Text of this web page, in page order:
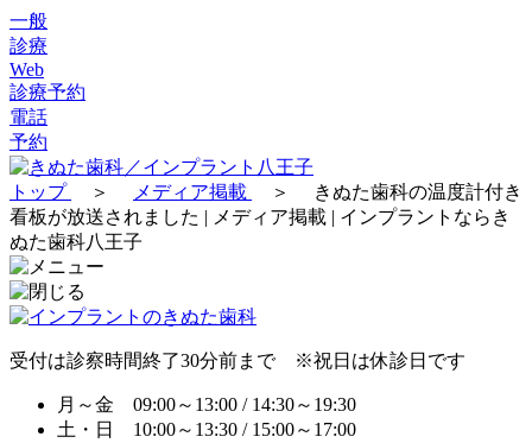
一般
診療
Web
診療予約
電話
予約
トップ ＞ メディア掲載 ＞
きぬた歯科の温度計付き
看板が放送されました | メディア掲載 | インプラントならき
ぬた歯科八王子
受付は診察時間終了30分前まで ※祝日は休診日です
月～金 09:00～13:00 / 14:30～19:30
土・日 10:00～13:30 / 15:00～17:00